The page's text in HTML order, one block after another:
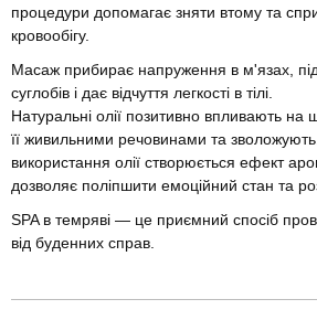
процедури допомагає зняти втому та
кровообігу.
Масаж прибирає напруження в м'язах,
суглобів і дає відчуття легкості в тілі.
Натуральні олії позитивно впливають на
її живильними речовинами та
використання олії створюється ефект
дозволяє поліпшити емоційний стан та
SPA в темряві — це приємний спосіб
від буденних справ.